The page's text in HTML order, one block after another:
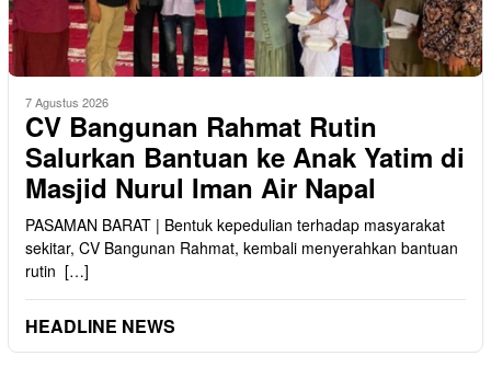
7 Agustus 2026
CV Bangunan Rahmat Rutin
Salurkan Bantuan ke Anak Yatim di
Masjid Nurul Iman Air Napal
PASAMAN BARAT | Bentuk kepedulian terhadap masyarakat
sekitar, CV Bangunan Rahmat, kembali menyerahkan bantuan
rutin […]
HEADLINE NEWS